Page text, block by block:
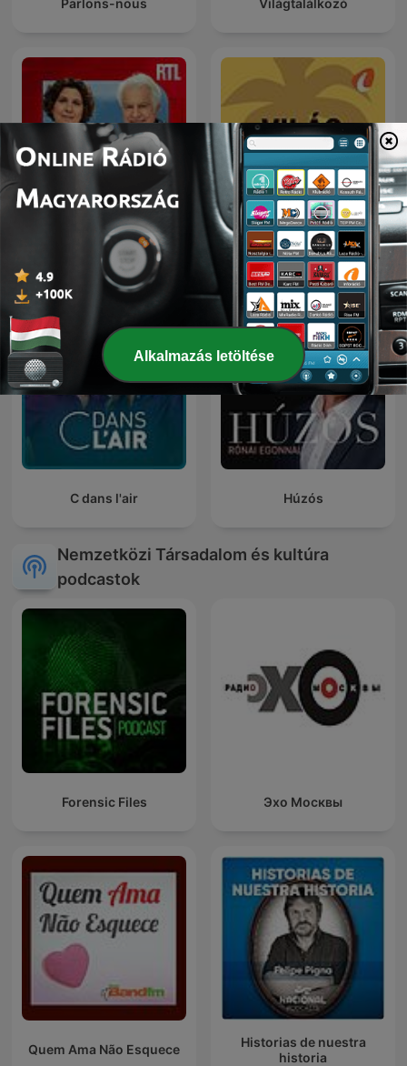
Parlons-nous Világtalálkozó
Le grand récit
Világszám - InfoRádió -
Infostart.hu
C dans l'air Húzós
Nemzetközi Társadalom és kultúra
podcastok
Forensic Files Эхо Москвы
Quem Ama Não Esquece
Historias de nuestra
historia
Alkalmazás letöltése